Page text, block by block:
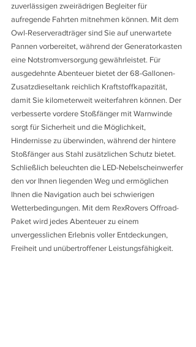
zuverlässigen zweirädrigen Begleiter für
aufregende Fahrten mitnehmen können. Mit dem
Owl-Reserveradträger sind Sie auf unerwartete
Pannen vorbereitet, während der Generatorkasten
eine Notstromversorgung gewährleistet. Für
ausgedehnte Abenteuer bietet der 68-Gallonen-
Zusatzdieseltank reichlich Kraftstoffkapazität,
damit Sie kilometerweit weiterfahren können. Der
verbesserte vordere Stoßfänger mit Warnwinde
sorgt für Sicherheit und die Möglichkeit,
Hindernisse zu überwinden, während der hintere
Stoßfänger aus Stahl zusätzlichen Schutz bietet.
Schließlich beleuchten die LED-Nebelscheinwerfer
den vor Ihnen liegenden Weg und ermöglichen
Ihnen die Navigation auch bei schwierigen
Wetterbedingungen. Mit dem RexRovers Offroad-
Paket wird jedes Abenteuer zu einem
unvergesslichen Erlebnis voller Entdeckungen,
Freiheit und unübertroffener Leistungsfähigkeit.